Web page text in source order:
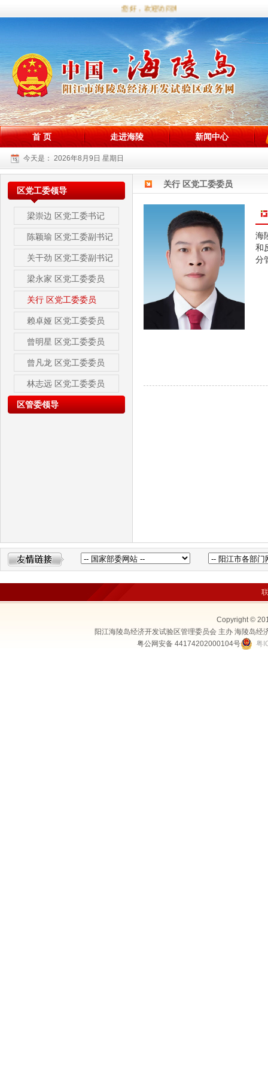
您好，欢迎访问海陵试验区政务网站！
首 页 走进海陵 新闻中心
今天是： 2026年8月9日 星期日
区党工委领导
梁崇边 区党工委书记
陈颖瑜 区党工委副书记
关干劲 区党工委副书记
梁永家 区党工委委员
关行 区党工委委员
赖卓娅 区党工委委员
曾明星 区党工委委员
曾凡龙 区党工委委员
林志远 区党工委委员
区管委领导
关行 区党工委委员
海
和
分
Copyright ©
阳江海陵岛经济开发试验区管理委员会 主办 海陵岛
粤公网安备 44174202000104号
粤